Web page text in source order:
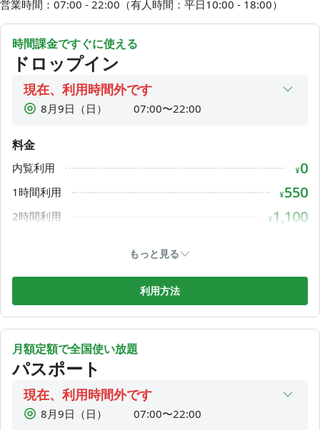
営業時間：07:00 - 22:00（有人時間：平日10:00 - 18:00）
時間課金ですぐに使える
ドロップイン
現在、利用時間外です
8月9日（日）
07:00〜22:00
8月12日（水）
07:00〜22:00
8月13日（木）
07:00〜22:00
8月14日（金）
料金
内覧利用 ¥0
1時間利用 ¥550
2時間利用 ¥1,100
6時間利用 ¥3,300
8時間利用
9時間利用
1DAY利用
もっと見る
利用方法
月額定額で全国使い放題
パスポート
現在、利用時間外です
8月9日（日）
07:00〜22:00